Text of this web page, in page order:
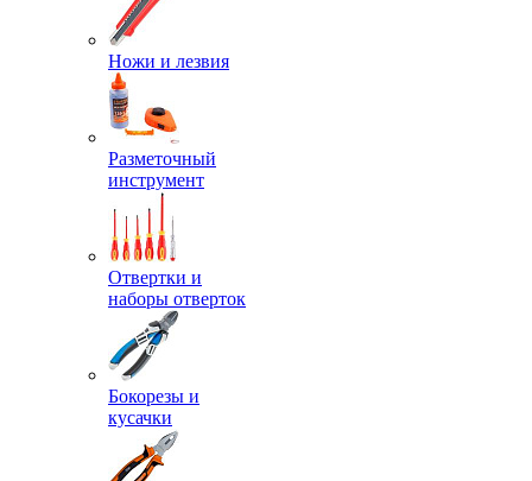
Ножи и лезвия
Разметочный
инструмент
Отвертки и
наборы отверток
Бокорезы и
кусачки